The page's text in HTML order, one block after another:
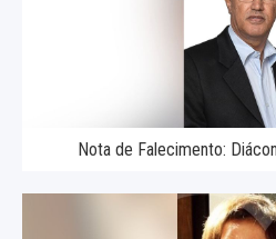
Nota de Falecimento: